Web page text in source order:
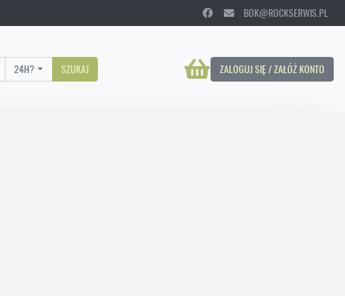
BOK@ROCKSERWIS.PL
ZALOGUJ SIĘ / ZAŁÓŻ KONTO
24H? SZUKAJ